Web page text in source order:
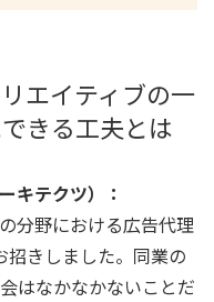
エイティブの一
きる工夫とは
キテクツ）：
分野における広告代理
招きしました。同業の
はなかなかないことだ